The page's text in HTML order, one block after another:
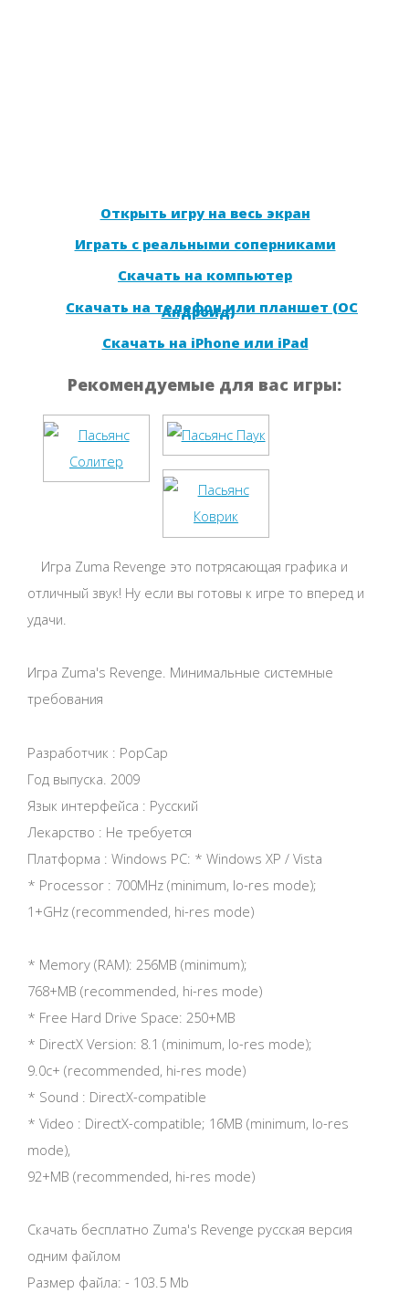
Открыть игру на весь экран
Играть с реальными соперниками
Скачать на компьютер
Скачать на телефон или планшет (ОС
Андроид)
Скачать на iPhone или iPad
Рекомендуемые для вас игры:
Игра Zuma Revenge это потрясающая графика и
отличный звук! Ну если вы готовы к игре то вперед и
удачи.
Игра Zuma's Revenge. Минимальные системные
требования
Разработчик : PopCap
Год выпуска. 2009
Язык интерфейса : Русский
Лекарство : Не требуется
Платформа : Windows PC: * Windows XP / Vista
* Processor : 700MHz (minimum, lo-res mode);
1+GHz (recommended, hi-res mode)
* Memory (RAM): 256MB (minimum);
768+MB (recommended, hi-res mode)
* Free Hard Drive Space: 250+MB
* DirectX Version: 8.1 (minimum, lo-res mode);
9.0c+ (recommended, hi-res mode)
* Sound : DirectX-compatible
* Video : DirectX-compatible; 16MB (minimum, lo-res
mode),
92+MB (recommended, hi-res mode)
Скачать бесплатно Zuma's Revenge русская версия
одним файлом
Размер файла: - 103.5 Mb